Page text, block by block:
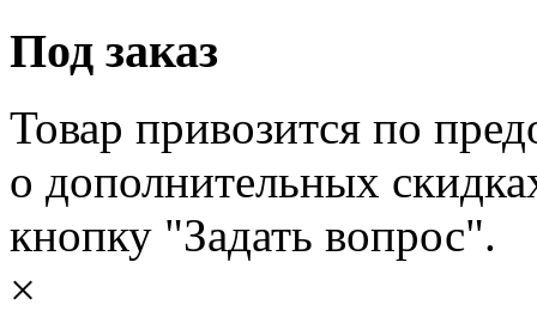
Под заказ
Товар привозится по
о дополнительных
кнопку "Задать вопрос".
×